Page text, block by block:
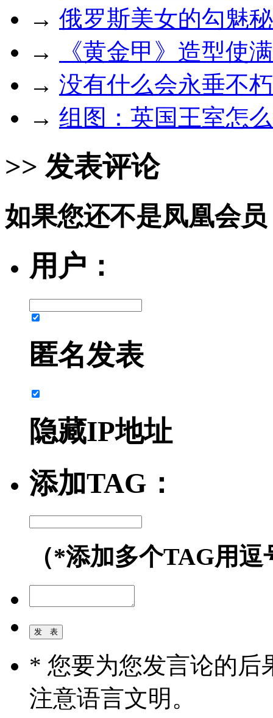
→ 俄罗斯美女的勾魅
→
《黄金甲》造型使
→ 没有什么会永垂不
→ 组图：英国王室怎
>> 发表评论
如果您还不是凤凰会
用户：
匿名发表
隐藏IP地址
添加TAG：
（*添加多个TAG用
* 您要为您发言论的后
注意语言文明。